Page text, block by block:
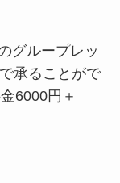
グループレッ
承ることがで
6000円＋